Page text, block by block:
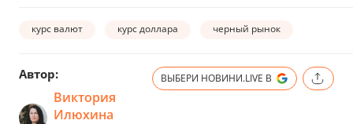
курс валют курс доллара черный рынок
Автор:
Виктория
Илюхина
ВЫБЕРИ НОВИНИ.LIVE В